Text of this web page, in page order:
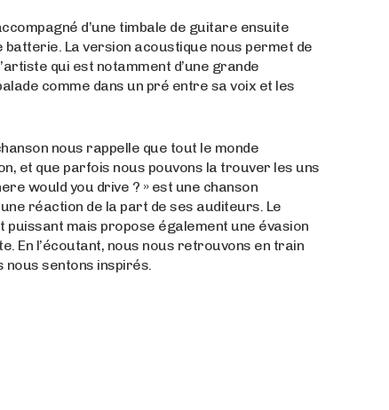
d’une timbale de guitare ensuite
La version acoustique nous permet de
qui est notamment d’une grande
comme dans un pré entre sa voix et les
nous rappelle que tout le monde
et que parfois nous pouvons la trouver les uns
would you drive ? » est une chanson
réaction de la part de ses auditeurs. Le
puissant mais propose également une évasion
En l’écoutant, nous nous retrouvons en train
nous sentons inspirés.